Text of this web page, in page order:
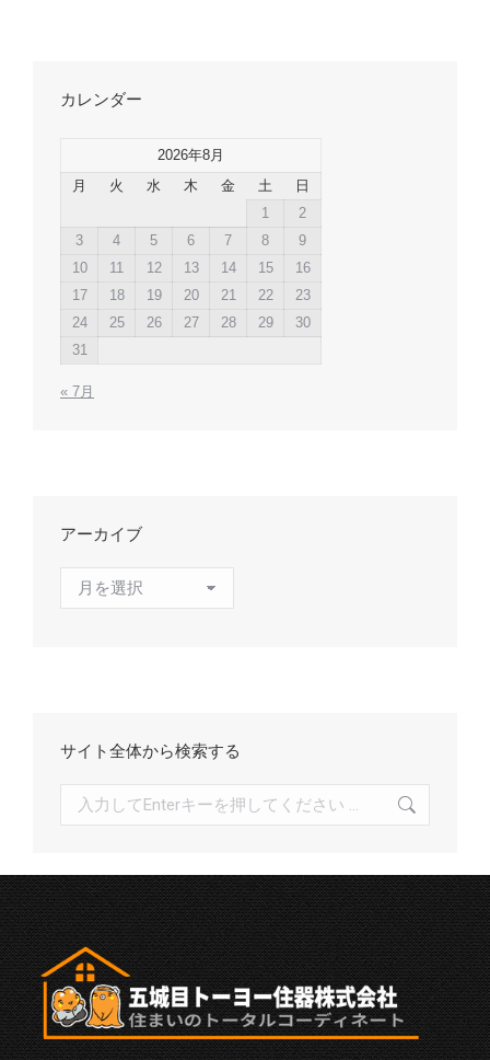
カレンダー
2026年8月
月
火 水 木 金 土
日
1
2
3
4 5 6 7 8
9
10
11 12 13 14 15
16
17
18 19 20 21 22
23
24
25 26 27 28 29
30
31
« 7月
アーカイブ
サイト全体から検索する